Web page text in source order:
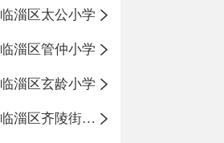
临淄区太公小学
临淄区管仲小学
临淄区玄龄小学
临淄区齐陵街道中心学校